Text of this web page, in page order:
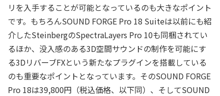
リを入手することが可能となっているのも大きなポイント
です。もちろんSOUND FORGE Pro 18 Suiteは以前にも紹
介したSteinbergのSpectraLayers Pro 10も同梱されてい
るほか、没入感のある3D空間サウンドの制作を可能にす
る3DリバーブFXという新たなプラグインを搭載している
のも重要なポイントとなっています。そのSOUND FORGE
Pro 18は39,800円（税込価格、以下同）、そしてSOUND